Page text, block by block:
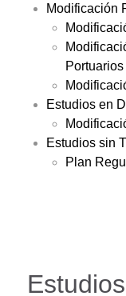
Modificación
Estudios en
Estudios sin
Plan